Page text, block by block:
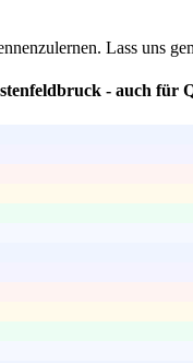
Lass uns
- auch für